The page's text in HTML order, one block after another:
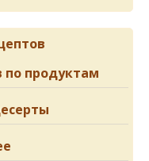
по продуктам